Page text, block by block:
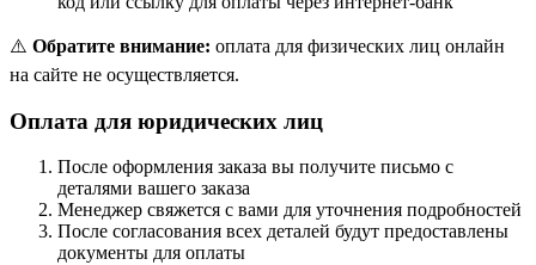
⚠️ Обратите внимание: оплата для физических лиц онлайн
на сайте не осуществляется.
Оплата для юридических лиц
После оформления заказа вы получите письмо с
деталями вашего заказа
Менеджер свяжется с вами для уточнения подробностей
После согласования всех деталей будут предоставлены
документы для оплаты